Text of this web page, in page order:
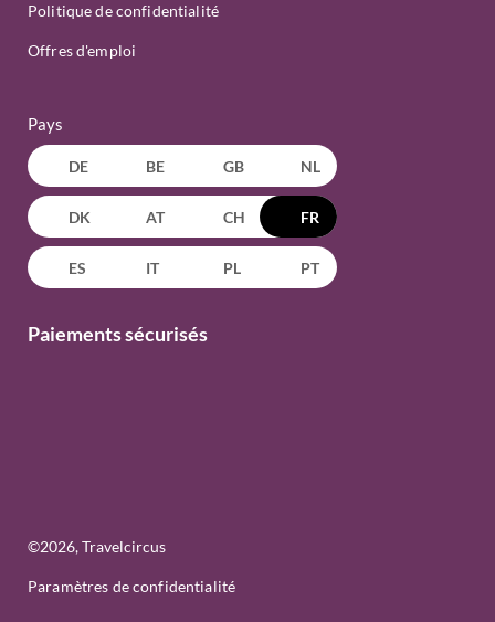
Politique de confidentialité
Offres d'emploi
Pays
DE BE GB NL
DK AT CH FR
ES IT PL PT
Paiements sécurisés
©2026, Travelcircus
Paramètres de confidentialité